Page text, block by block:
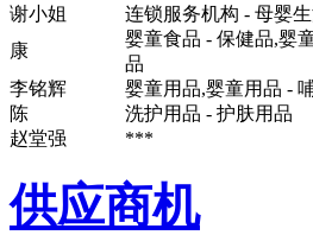
谢小姐
连锁服务机构 - 母婴
康
婴童食品 - 保健品,婴
品
李铭辉
婴童用品,婴童用品 -
陈
洗护用品 - 护肤用品
赵堂强
***
供应商机